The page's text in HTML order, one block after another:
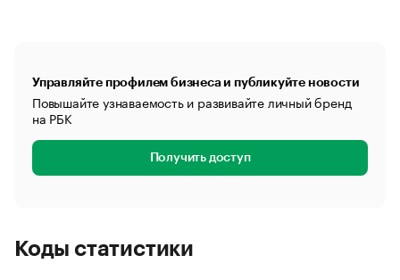
Управляйте профилем бизнеса и публикуйте новости
Повышайте узнаваемость и развивайте личный бренд
на РБК
Получить доступ
Коды статистики